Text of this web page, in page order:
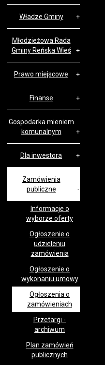
Władze Gminy
Młodzieżowa Rada
Gminy Reńska Wieś
Prawo miejscowe
Finanse
Gospodarka mieniem
komunalnym
Dla inwestora
Zamówienia
publiczne
Informacje o
wyborze oferty
Ogłoszenie o
udzieleniu
zamówienia
Ogłoszenie o
wykonaniu umowy
Ogłoszenia o
zamówieniach
Przetargi -
archiwum
Plan zamówień
publicznych